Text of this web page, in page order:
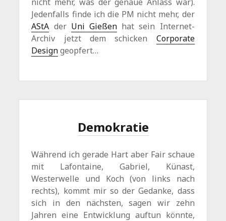
Jedenfalls finde ich die PM nicht mehr, der
AStA der Uni Gießen hat sein Internet-
Archiv jetzt dem schicken Corporate
Designgeopfert…
Demokratie
Während ich gerade Hart aber Fair schaue
mit Lafontaine, Gabriel, Künast,
Westerwelle und Koch (von links nach
rechts), kommt mir so der Gedanke, dass
sich in den nächsten, sagen wir zehn
Jahren eine Entwicklung auftun könnte,